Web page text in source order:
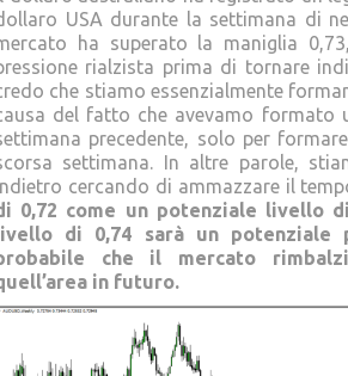
USA durante la settimana di
ha superato la maniglia
rialzista prima di tornare
che stiamo essenzialmente
del fatto che avevamo formato
precedente, solo per
settimana. In altre parole,
cercando di ammazzare il
0,72 come un potenziale livello
di 0,74 sarà un potenziale
che il mercato
in futuro.